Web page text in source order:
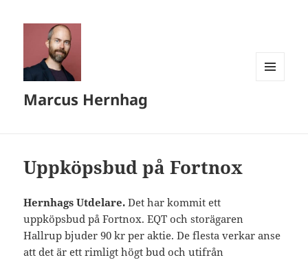
Marcus Hernhag
Uppköpsbud på Fortnox
Hernhags Utdelare. Det har kommit ett
uppköpsbud på Fortnox. EQT och storägaren
Hallrup bjuder 90 kr per aktie. De flesta verkar anse
att det är ett rimligt högt bud och utifrån